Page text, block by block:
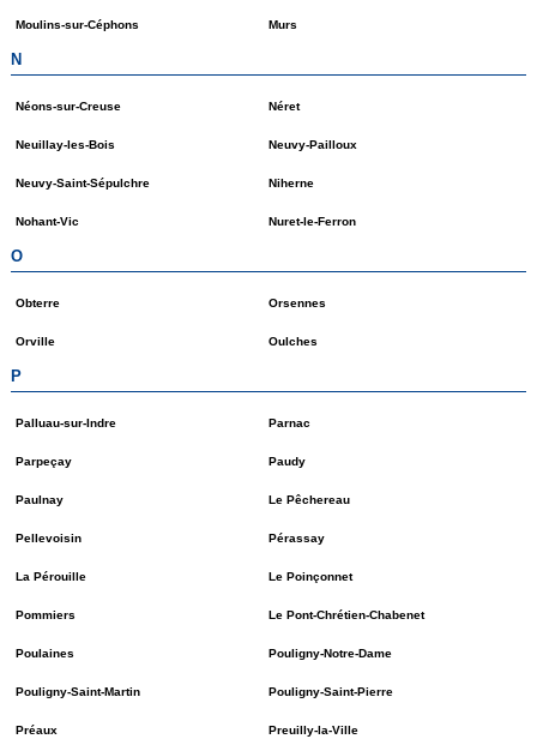
Moulins-sur-Céphons Murs
N
Néons-sur-Creuse Néret
Neuillay-les-Bois Neuvy-Pailloux
Neuvy-Saint-Sépulchre Niherne
Nohant-Vic Nuret-le-Ferron
O
Obterre Orsennes
Orville Oulches
P
Palluau-sur-Indre Parnac
Parpeçay Paudy
Paulnay Le Pêchereau
Pellevoisin Pérassay
La Pérouille Le Poinçonnet
Pommiers Le Pont-Chrétien-Chabenet
Poulaines Pouligny-Notre-Dame
Pouligny-Saint-Martin Pouligny-Saint-Pierre
Préaux Preuilly-la-Ville